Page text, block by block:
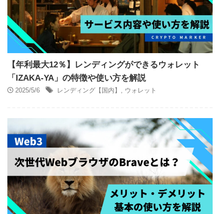
【年利最大12％】レンディングができるウォレット
「IZAKA-YA」の特徴や使い方を解説
2025/5/6 レンディング【国内】 ウォレット